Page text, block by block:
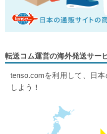
転送コム運営の海外発送サー
tenso.comを利用して、日
しよう！